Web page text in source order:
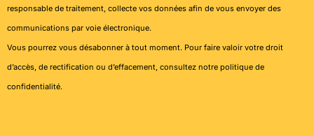
responsable de traitement, collecte vos données afin de vous envoyer des
communications par voie électronique.
Vous pourrez vous désabonner à tout moment. Pour faire valoir votre droit
d’accès, de rectification ou d’effacement, consultez notre politique de
confidentialité.